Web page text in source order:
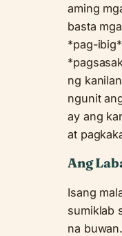
aming
basta
*pag-
ng
ngunit
ay ang
at
Ang
Isang
sumiklab
na